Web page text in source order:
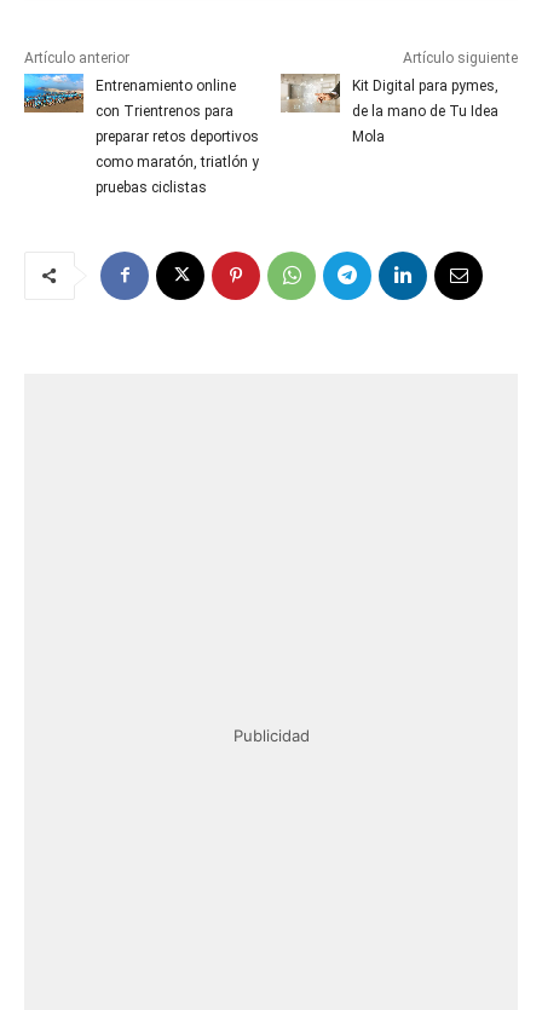
Artículo anterior
Entrenamiento online
con Trientrenos para
preparar retos deportivos
como maratón, triatlón y
pruebas ciclistas
Artículo siguiente
Kit Digital para pymes,
de la mano de Tu Idea
Mola
Publicidad